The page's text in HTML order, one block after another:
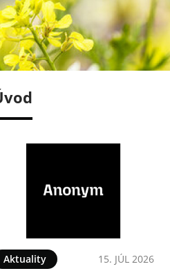
Aktuality 15. JÚL 2026